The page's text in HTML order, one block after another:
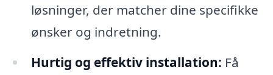
løsninger, der matcher dine specifikke
ønsker og indretning.
Hurtig og effektiv installation: Få